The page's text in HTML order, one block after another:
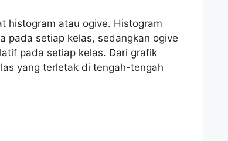
histogram atau ogive. Histogram
pada setiap kelas, sedangkan ogive
pada setiap kelas. Dari grafik
yang terletak di tengah-tengah